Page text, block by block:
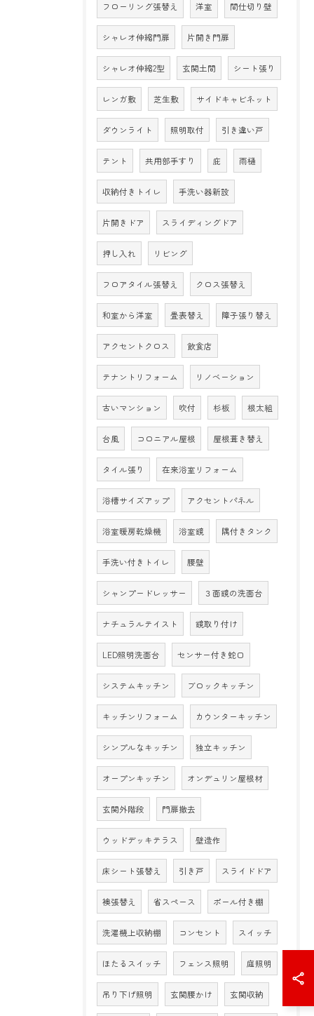
フローリング張替え 洋室 間仕切り壁
シャレオ伸縮門扉 片開き門扉
シャレオ伸縮2型 玄関土間 シート張り
レンガ敷 芝生敷 サイドキャビネット
ダウンライト 照明取付 引き違い戸
テント 共用部手すり 庇 雨樋
収納付きトイレ 手洗い器新設
片開きドア スライディングドア
押し入れ リビング
フロアタイル張替え クロス張替え
和室から洋室 畳表替え 障子張り替え
アクセントクロス 飲食店
テナントリフォーム リノベーション
古いマンション 吹付 杉板 根太組
台風 コロニアル屋根 屋根葺き替え
タイル張り 在来浴室リフォーム
浴槽サイズアップ アクセントパネル
浴室暖房乾燥機 浴室鏡 隅付きタンク
手洗い付きトイレ 腰壁
シャンプードレッサー ３面鏡の洗面台
ナチュラルテイスト 鏡取り付け
LED照明洗面台 センサー付き蛇口
システムキッチン ブロックキッチン
キッチンリフォーム カウンターキッチン
シンプルなキッチン 独立キッチン
オープンキッチン オンデュリン屋根材
玄関外階段 門扉撤去
ウッドデッキテラス 壁造作
床シート張替え 引き戸 スライドドア
襖張替え 省スペース ポール付き棚
洗濯機上収納棚 コンセント スイッチ
ほたるスイッチ フェンス照明 庭照明
吊り下げ照明 玄関腰かけ 玄関収納